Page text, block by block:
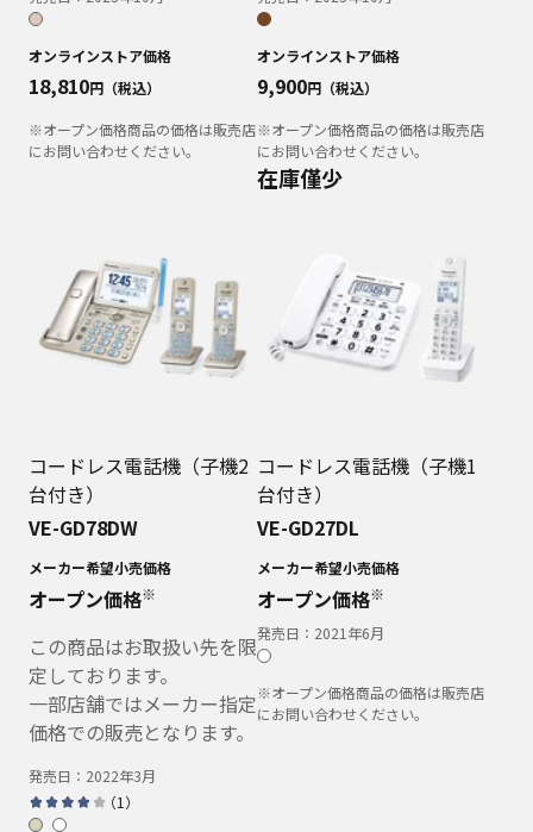
オンラインストア価格
18,810円（税込）
※オープン価格商品の価格は販売店
にお問い合わせください。
オンラインストア価格
9,900円（税込）
※オープン価格商品の価格は販売店
にお問い合わせください。
コードレス電話機（子機2
台付き）
VE-GD78DW
メーカー希望小売価格
オープン価格※
この商品はお取扱い先を限
定しております。
一部店舗ではメーカー指定
価格での販売となります。
発売日： 2022年3月
（1 ）
在庫僅少
コードレス電話機（子機1
台付き）
VE-GD27DL
メーカー希望小売価格
オープン価格※
発売日： 2021年6月
※オープン価格商品の価格は販売店
にお問い合わせください。